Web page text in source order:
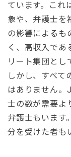
ています。これ
象や、弁護士を
の影響によるも
く、高収入であ
リート集団とし
しかし、すべて
はありません。
士の数が需要よ
弁護士もいます
分を受けた者も